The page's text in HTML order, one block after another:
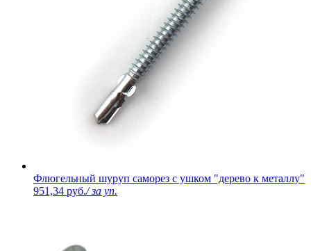
Флюгельный шуруп саморез с ушком "дерево к металлу"
951,34 руб./ за уп.